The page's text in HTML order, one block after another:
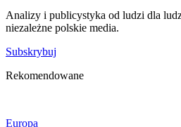
Analizy i publicystyka od ludzi dla
niezależne polskie media.
Subskrybuj
Rekomendowane
Europa